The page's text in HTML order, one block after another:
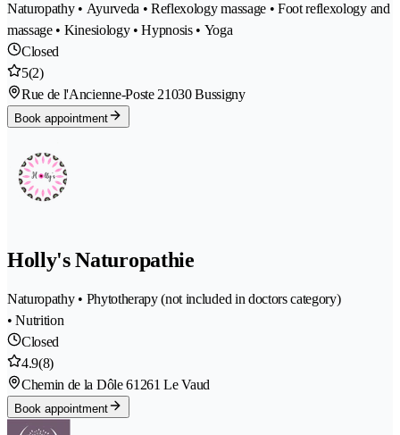
Naturopathy • Ayurveda • Reflexology massage • Foot reflexology and
massage • Kinesiology • Hypnosis • Yoga
Closed
5(2)
Rue de l'Ancienne-Poste 21030 Bussigny
Book appointment
Holly's Naturopathie
Naturopathy • Phytotherapy (not included in doctors category)
• Nutrition
Closed
4.9(8)
Chemin de la Dôle 61261 Le Vaud
Book appointment